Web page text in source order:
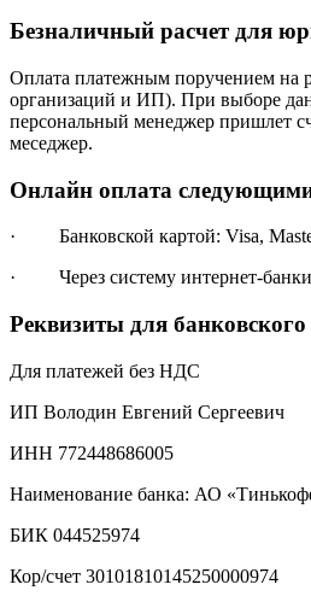
Безналичный расчет для
Оплата платежным поручением на
организаций и ИП). При выборе
персональный менеджер пришлет
меседжер.
Онлайн оплата
· Банковской картой: Visa,
· Через систему интернет-
Реквизиты для банковского
Для платежей без НДС
ИП Володин Евгений Сергеевич
ИНН 772448686005
Наименование банка: АО
БИК 044525974
Кор/счет 30101810145250000974